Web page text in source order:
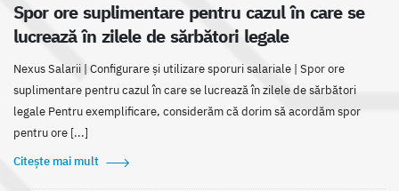
Spor ore suplimentare pentru cazul în care se
lucrează în zilele de sărbători legale
Nexus Salarii | Configurare și utilizare sporuri salariale | Spor ore
suplimentare pentru cazul în care se lucrează în zilele de sărbători
legale Pentru exemplificare, considerăm că dorim să acordăm spor
pentru ore [...]
Citește mai mult